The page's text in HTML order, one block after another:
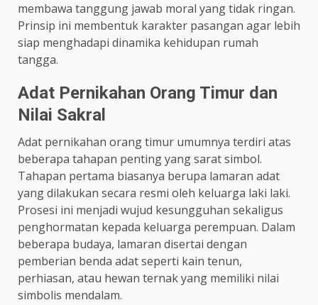
membawa tanggung jawab moral yang tidak ringan.
Prinsip ini membentuk karakter pasangan agar lebih
siap menghadapi dinamika kehidupan rumah
tangga.
Adat Pernikahan Orang Timur dan
Nilai Sakral
Adat pernikahan orang timur umumnya terdiri atas
beberapa tahapan penting yang sarat simbol.
Tahapan pertama biasanya berupa lamaran adat
yang dilakukan secara resmi oleh keluarga laki laki.
Prosesi ini menjadi wujud kesungguhan sekaligus
penghormatan kepada keluarga perempuan. Dalam
beberapa budaya, lamaran disertai dengan
pemberian benda adat seperti kain tenun,
perhiasan, atau hewan ternak yang memiliki nilai
simbolis mendalam.